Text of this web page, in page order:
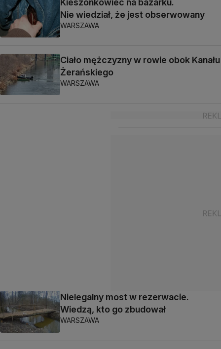
Kieszonkowiec na bazarku.
Nie wiedział, że jest obserwowany
WARSZAWA
Ciało mężczyzny w rowie obok Kanału
Żerańskiego
WARSZAWA
Nielegalny most w rezerwacie.
Wiedzą, kto go zbudował
WARSZAWA